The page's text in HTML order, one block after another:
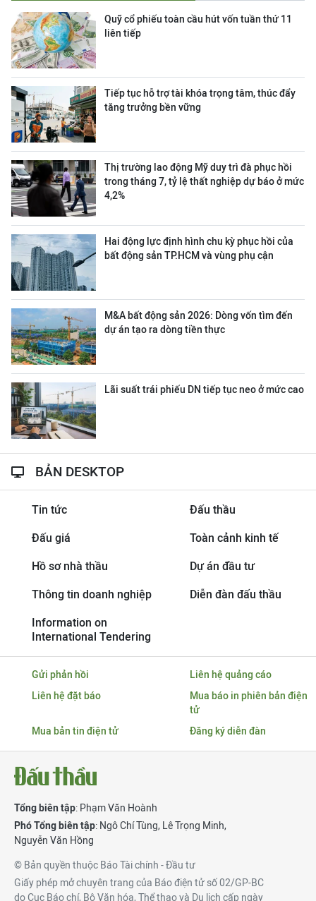
Quỹ cổ phiếu toàn cầu hút vốn tuần thứ 11
liên tiếp
Tiếp tục hỗ trợ tài khóa trọng tâm, thúc đẩy
tăng trưởng bền vững
Thị trường lao động Mỹ duy trì đà phục hồi
trong tháng 7, tỷ lệ thất nghiệp dự báo ở mức
4,2%
Hai động lực định hình chu kỳ phục hồi của
bất động sản TP.HCM và vùng phụ cận
M&A bất động sản 2026: Dòng vốn tìm đến
dự án tạo ra dòng tiền thực
Lãi suất trái phiếu DN tiếp tục neo ở mức cao
BẢN DESKTOP
Tin tức Đấu thầu
Đấu giá Toàn cảnh kinh tế
Hồ sơ nhà thầu Dự án đầu tư
Thông tin doanh nghiệp Diễn đàn đấu thầu
Information on
International Tendering
Gửi phản hồi
Liên hệ quảng cáo
Liên hệ đặt báo
Mua báo in phiên bản điện
tử
Mua bản tin điện tử
Đăng ký diễn đàn
Tổng biên tập: Phạm Văn Hoành
Phó Tổng biên tập: Ngô Chí Tùng, Lê Trọng Minh,
Nguyễn Văn Hồng
© Bản quyền thuộc Báo Tài chính - Đầu tư
Giấy phép mở chuyên trang của Báo điện tử số 02/GP-BC
do Cục Báo chí, Bộ Văn hóa, Thể thao và Du lịch cấp ngày